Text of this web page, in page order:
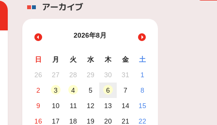
アーカイブ
2026年8月
日 月 火 水 木 金
土
26
27 28 29 30 31
1
2
3 4 5 6 7
8
9
10 11 12 13 14
15
16
17 18 19 20 21
22